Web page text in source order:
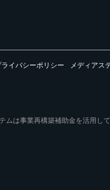
ライバシーポリシー メディアス
は事業再構築補助金を活用して